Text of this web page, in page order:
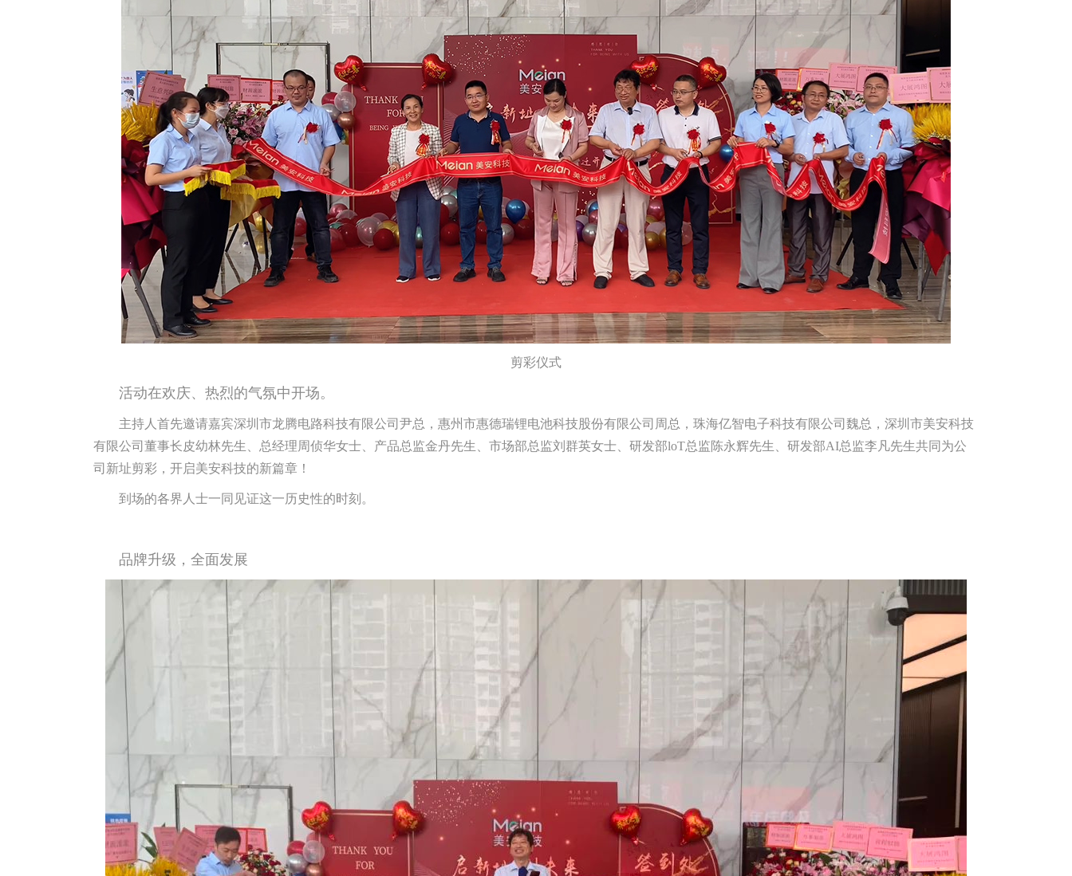
剪彩仪式
活动在欢庆、热烈的气氛中开场。
主持人首先邀请嘉宾深圳市龙腾电路科技有限公司尹总，惠州市惠德瑞锂电池科技股份有限公司周总，珠海亿智电子科技有限公司魏总，深圳市美安科技
有限公司董事长皮幼林先生、总经理周侦华女士、产品总监金丹先生、市场部总监刘群英女士、研发部loT总监陈永辉先生、研发部AI总监李凡先生共同为公
司新址剪彩，开启美安科技的新篇章！
到场的各界人士一同见证这一历史性的时刻。
品牌升级，全面发展